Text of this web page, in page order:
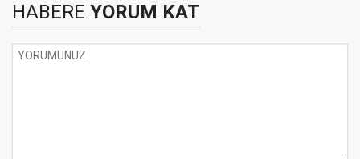
HABERE YORUM KAT